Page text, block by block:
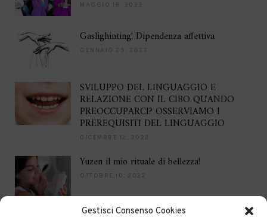
Gestisci Consenso Cookies
MAGGIO 18, 2023
Gaslighinting! Dipendenza affettiva
GENNAIO 25, 2023
SVILUPPO DEL LINGUAGGIO E
RELAZIONE CON IL CIBO QUANDO
PREOCCUPARCI? OSSERVIAMO I
PREREQUISITI DEL LINGUAGGIO
DICEMBRE 12, 2022
Yuzen il mio rituale di bellezza!
OTTOBRE 10, 2022